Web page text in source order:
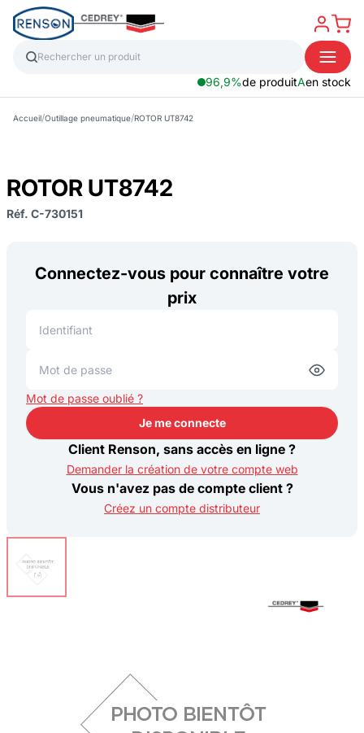
96,9%de produitAen stock
Accueil/Outillage pneumatique/ROTOR UT8742
ROTOR UT8742
Réf. C-730151
Connectez-vous pour connaître votre
prix
Mot de passe oublié ?
Je me connecte
Je me connecte
Client Renson, sans accès en ligne ?
Demander la création de votre compte web
Vous n'avez pas de compte client ?
Créez un compte distributeur